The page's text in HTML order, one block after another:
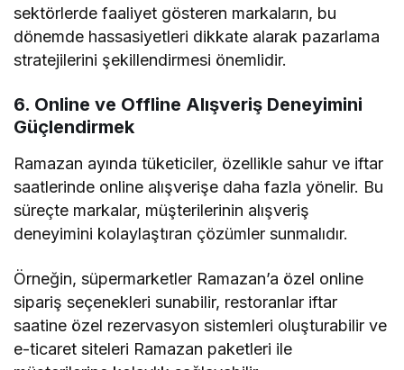
sektörlerde faaliyet gösteren markaların, bu
dönemde hassasiyetleri dikkate alarak pazarlama
stratejilerini şekillendirmesi önemlidir.
6. Online ve Offline Alışveriş Deneyimini
Güçlendirmek
Ramazan ayında tüketiciler, özellikle sahur ve iftar
saatlerinde online alışverişe daha fazla yönelir. Bu
süreçte markalar, müşterilerinin alışveriş
deneyimini kolaylaştıran çözümler sunmalıdır.
Örneğin, süpermarketler Ramazan’a özel online
sipariş seçenekleri sunabilir, restoranlar iftar
saatine özel rezervasyon sistemleri oluşturabilir ve
e-ticaret siteleri Ramazan paketleri ile